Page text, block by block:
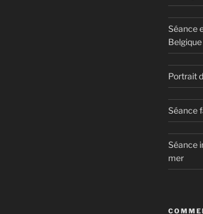
Séance
Belgique
Portrait
Séance
Séance
mer